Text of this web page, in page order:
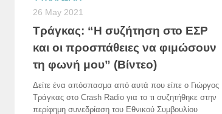
26 May 2021
Τράγκας: “Η συζήτηση στο ΕΣΡ
και οι προσπάθειες να φιμώσουν
τη φωνή μου” (Βίντεο)
Δείτε ένα απόσπασμα από αυτά που είπε ο Γιώργος
Τράγκας στο Crash Radio για το τι συζητήθηκε στην
περίφημη συνεδρίαση του Εθνικού Συμβουλίου